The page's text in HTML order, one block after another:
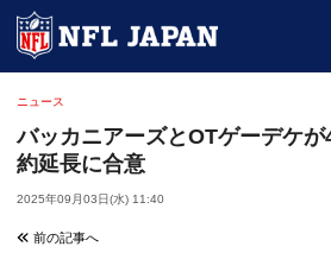
ニュース
バッカニアーズとOTゲーデケ
約延長に合意
2025年09月03日(水) 11:40
前の記事へ